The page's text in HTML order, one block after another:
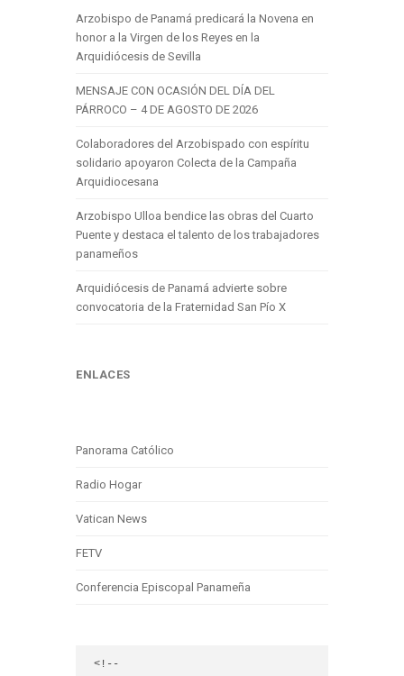
Arzobispo de Panamá predicará la Novena en
honor a la Virgen de los Reyes en la
Arquidiócesis de Sevilla
MENSAJE CON OCASIÓN DEL DÍA DEL
PÁRROCO – 4 DE AGOSTO DE 2026
Colaboradores del Arzobispado con espíritu
solidario apoyaron Colecta de la Campaña
Arquidiocesana
Arzobispo Ulloa bendice las obras del Cuarto
Puente y destaca el talento de los trabajadores
panameños
Arquidiócesis de Panamá advierte sobre
convocatoria de la Fraternidad San Pío X
ENLACES
Panorama Católico
Radio Hogar
Vatican News
FETV
Conferencia Episcopal Panameña
<!--